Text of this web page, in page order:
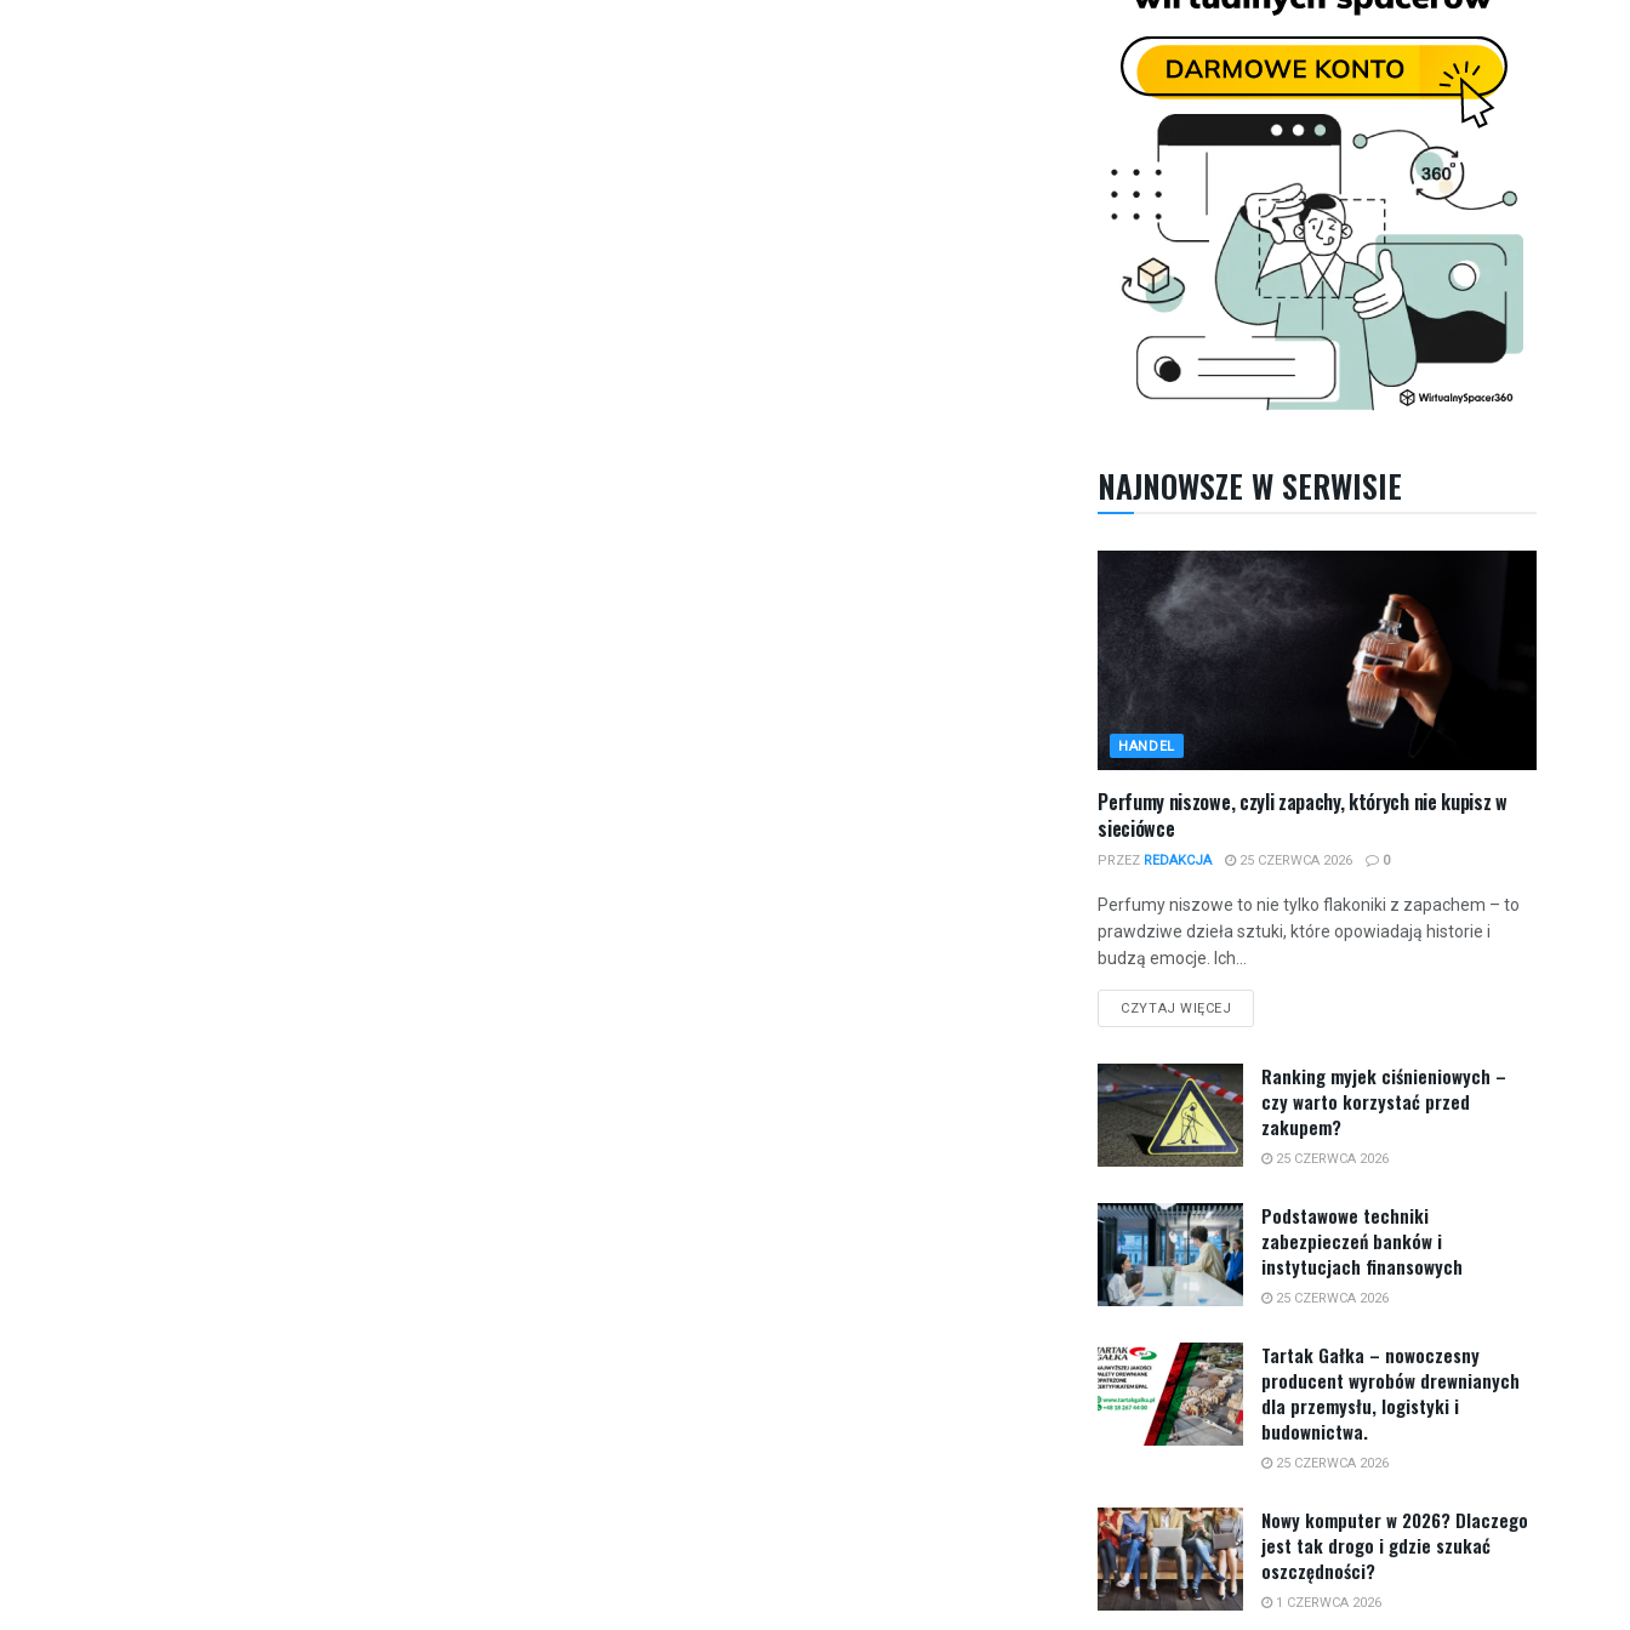
NAJNOWSZE W SERWISIE
HANDEL
Perfumy niszowe, czyli zapachy, których nie kupisz w
sieciówce
PRZEZ REDAKCJA 25 CZERWCA 2026 0
Perfumy niszowe to nie tylko flakoniki z zapachem – to
prawdziwe dzieła sztuki, które opowiadają historie i
budzą emocje. Ich...
CZYTAJ WIĘCEJ
Ranking myjek ciśnieniowych –
czy warto korzystać przed
zakupem?
25 CZERWCA 2026
Podstawowe techniki
zabezpieczeń banków i
instytucjach finansowych
25 CZERWCA 2026
Tartak Gałka – nowoczesny
producent wyrobów drewnianych
dla przemysłu, logistyki i
budownictwa.
25 CZERWCA 2026
Nowy komputer w 2026? Dlaczego
jest tak drogo i gdzie szukać
oszczędności?
1 CZERWCA 2026